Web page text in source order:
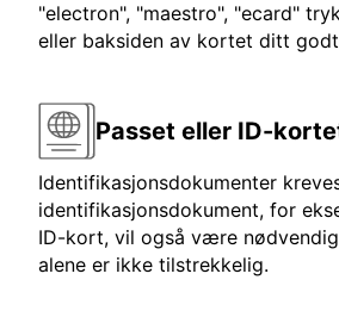
"electron", "maestro", "ecard"
eller baksiden av kortet ditt
Passet eller ID-
Identifikasjonsdokumenter
identifikasjonsdokument, for
ID-kort, vil også være
alene er ikke tilstrekkelig.